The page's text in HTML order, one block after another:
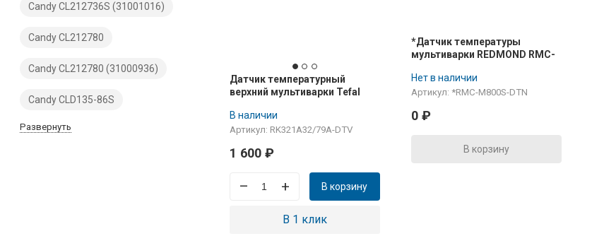
Candy CL212736S (31001016)
Candy CL212780
Candy CL212780 (31000936)
Candy CLD135-86S
Развернуть
Датчик температурный
верхний мультиварки Tefal
В наличии
Артикул: RK321A32/79A-DTV
1 600 ₽
– + В корзину
В 1 клик
*Датчик температуры
мультиварки REDMOND RMC-
Нет в наличии
Артикул: *RMC-M800S-DTN
0 ₽
В корзину